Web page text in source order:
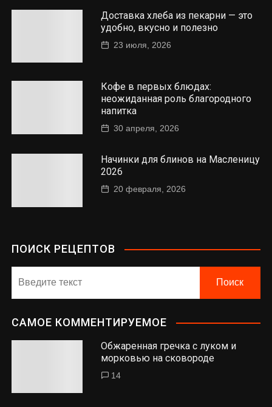
Доставка хлеба из пекарни — это
удобно, вкусно и полезно
23 июля, 2026
Кофе в первых блюдах:
неожиданная роль благородного
напитка
30 апреля, 2026
Начинки для блинов на Масленицу
2026
20 февраля, 2026
ПОИСК РЕЦЕПТОВ
САМОЕ КОММЕНТИРУЕМОЕ
Обжаренная гречка с луком и
морковью на сковороде
14